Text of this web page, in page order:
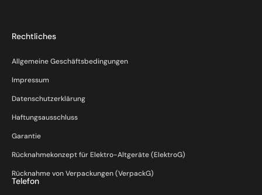
Rechtliches
Allgemeine Geschäftsbedingungen
Impressum
Datenschutzerklärung
Haftungsausschluss
Garantie
Rücknahmekonzept für Elektro-Altgeräte (ElektroG)
Rücknahme von Verpackungen (VerpackG)
Telefon